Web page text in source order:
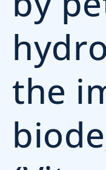
the